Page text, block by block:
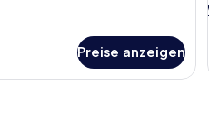
Preise anzeigen